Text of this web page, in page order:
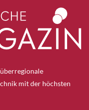
mit der höchsten